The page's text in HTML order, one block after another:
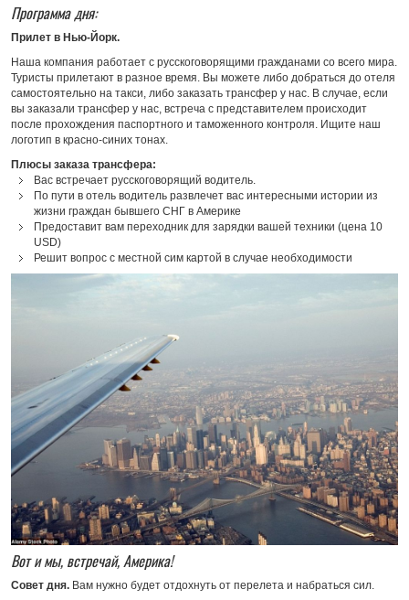
Программа дня:
Прилет в Нью-Йорк.
Наша компания работает с русскоговорящими гражданами со всего мира.
Туристы прилетают в разное время. Вы можете либо добраться до отеля
самостоятельно на такси, либо заказать трансфер у нас. В случае, если
вы заказали трансфер у нас, встреча с представителем происходит
после прохождения паспортного и таможенного контроля. Ищите наш
логотип в красно-синих тонах.
Плюсы заказа трансфера:
Вас встречает русскоговорящий водитель.
По пути в отель водитель развлечет вас интересными истории из
жизни граждан бывшего СНГ в Америке
Предоставит вам переходник для зарядки вашей техники (цена 10
USD)
Решит вопрос с местной сим картой в случае необходимости
Вот и мы, встречай, Америка!
Совет дня. Вам нужно будет отдохнуть от перелета и набраться сил.